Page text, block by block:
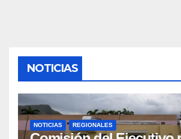
NOTICIAS
NOTICIAS REGIONALES